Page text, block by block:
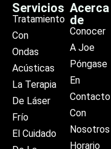
Servicios
Tratamiento
Con
Ondas
Acústicas
La Terapia
De Láser
Frío
El Cuidado
Acerca
de
Conocer
A Joe
Póngase
En
Contacto
Con
Nosotros
Horario